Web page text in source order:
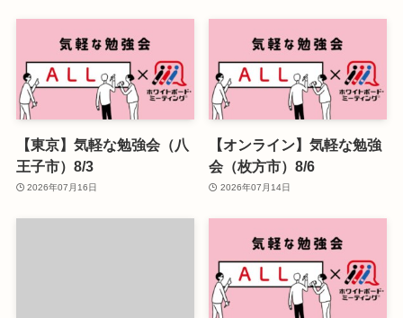
【東京】気軽な勉強会（八
王子市）8/3
2026年07月16日
【オンライン】気軽な勉強
会（枚方市）8/6
2026年07月14日